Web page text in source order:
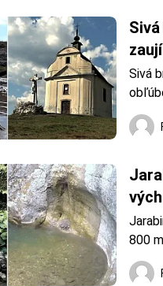
Sivá
ktorá
nieko
800
vo
Potok